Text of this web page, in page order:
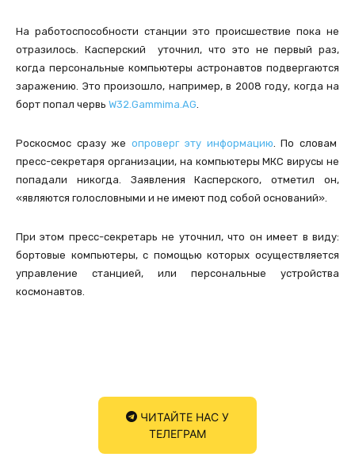
На работоспособности станции это происшествие пока не
отразилось. Касперский уточнил, что это не первый раз,
когда персональные компьютеры астронавтов подвергаются
заражению. Это произошло, например, в 2008 году, когда на
борт попал червь W32.Gammima.AG.
Роскосмос сразу жеопроверг эту информацию. По словам
пресс-секретаря организации, на компьютеры МКС вирусы не
попадали никогда. Заявления Касперского, отметил он,
«являются голословными и не имеют под собой оснований».
При этом пресс-секретарь не уточнил, что он имеет в виду:
бортовые компьютеры, с помощью которых осуществляется
управление станцией, или персональные устройства
космонавтов.
ЧИТАЙТЕ НАС У
ТЕЛЕГРАМ